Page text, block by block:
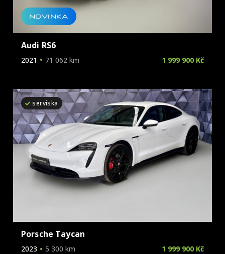
NOVINKA
Audi RS6
2021 71 062 km 1 999 900 Kč
serviska
Porsche Taycan
2023 5 300 km 1 999 900 Kč